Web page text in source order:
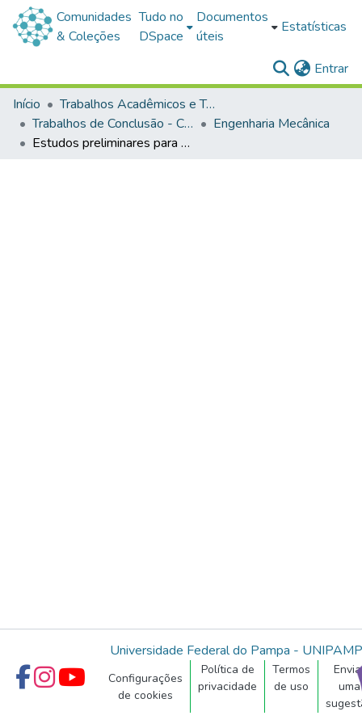
Comunidades
& Coleções
Tudo no
DSpace
Documentos
úteis
Estatísticas
Entrar
Início
Trabalhos Acadêmicos e Técnicos
Trabalhos de Conclusão - Cursos de Graduação
Engenharia Mecânica
Estudos preliminares para o desenvolvimento de um conector bimetálico de cobre e alumínio pela soldagem por fricção convencional
Universidade Federal do Pampa -
Configurações
de cookies
Política de
privacidade
Termos
de uso
uma